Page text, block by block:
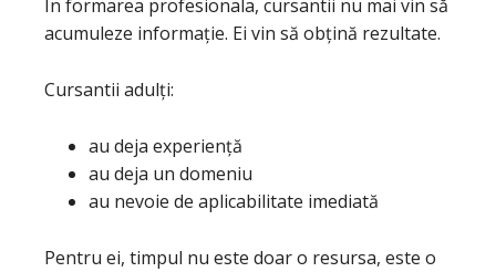
In formarea profesionala, cursantii nu mai vin să
acumuleze informație. Ei vin să obțină rezultate.
Cursantii adulți:
au deja experiență
au deja un domeniu
au nevoie de aplicabilitate imediată
Pentru ei, timpul nu este doar o resursa, este o